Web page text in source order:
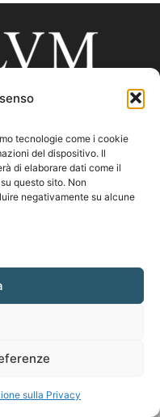
tecnologie come i cookie
del dispositivo. Il
di elaborare dati come il
questo sito. Non
negativamente su alcune
sulla Privacy